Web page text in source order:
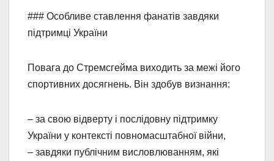
### Особливе ставлення фанатів завдяки
підтримці України
Повага до Стремсгейма виходить за межі його
спортивних досягнень. Він здобув визнання:
– за свою відверту і послідовну підтримку
України у контексті повномасштабної війни,
– завдяки публічним висловлюванням, які